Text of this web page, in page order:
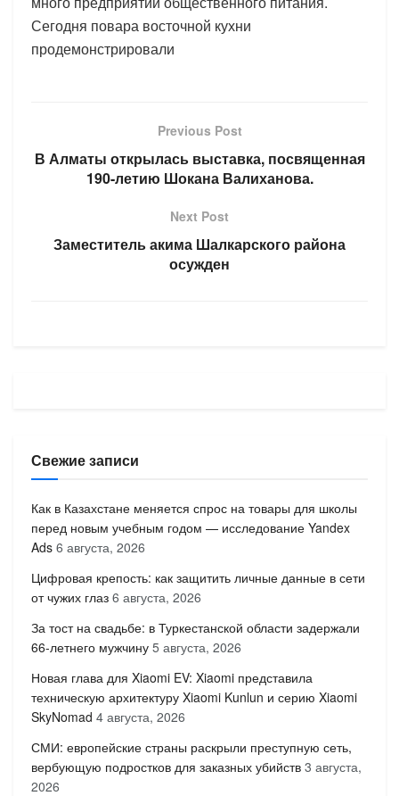
Сегодня повара восточной кухни
продемонстрировали
Previous Post
В Алматы открылась выставка, посвященная
190-летию Шокана Валиханова.
Next Post
Заместитель акима Шалкарского района
осужден
Свежие записи
Как в Казахстане меняется спрос на товары для школы
перед новым учебным годом — исследование Yandex
Ads 6 августа, 2026
Цифровая крепость: как защитить личные данные в сети
от чужих глаз 6 августа, 2026
За тост на свадьбе: в Туркестанской области задержали
66-летнего мужчину 5 августа, 2026
Новая глава для Xiaomi EV: Xiaomi представила
техническую архитектуру Xiaomi Kunlun и серию Xiaomi
SkyNomad 4 августа, 2026
СМИ: европейские страны раскрыли преступную сеть,
вербующую подростков для заказных убийств 3 августа,
2026